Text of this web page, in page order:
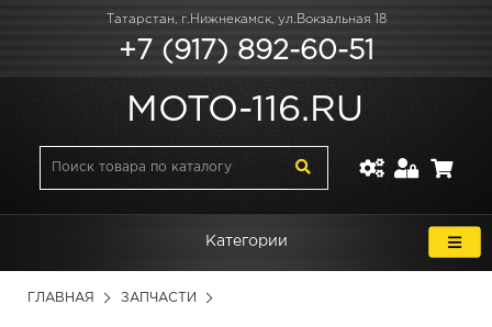
Татарстан, г.Нижнекамск, ул.Вокзальная 18
+7 (917) 892-60-51
MOTO-116.RU
Категории
ГЛАВНАЯ ЗАПЧАСТИ